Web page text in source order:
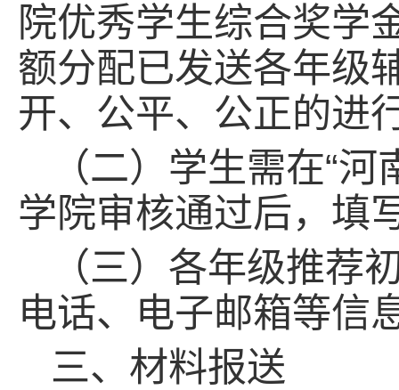
院优秀学生综合奖学
额分配已发送各年级
开、公平、公正的进
（二）学生需在“
学院审核通过后，填
（三）各年级推荐
电话、电子邮箱等信
三、材料报送